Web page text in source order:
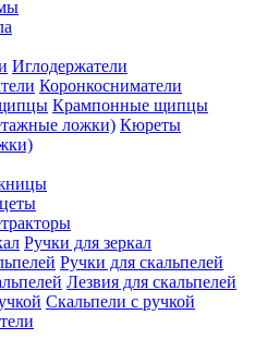
Иглодержатели
Коронкосниматели
Крампонные щипцы
Кюреты
Ручки для зеркал
Ручки для скальпелей
Лезвия для скальпелей
Скальпели с ручкой